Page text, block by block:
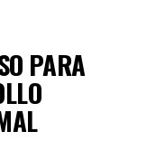
talentos y cuenten
y
PARA